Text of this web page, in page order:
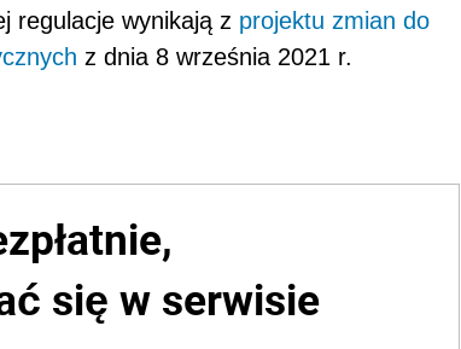
regulacje wynikają z projektu zmian do
z dnia 8 września 2021 r.
się w serwisie